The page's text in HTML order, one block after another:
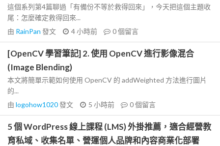
這個系列第4篇聊過「有備份不等於救得回來」，今天把這個主題收
尾：怎麼確定救得回來...
由 RainPan 發文 4 小時前 0個留言
[OpenCV 學習筆記] 2. 使用 OpenCV 進行影像混合
(Image Blending)
本文將簡單示範如何使用 OpenCV 的 addWeighted 方法進行圖片
的...
由 logohow1020發文 5 小時前 0個留言
5 個 WordPress 線上課程 (LMS) 外掛推薦，適合經營教
育私域、收集名單、營運個人品牌和內容商業化部署